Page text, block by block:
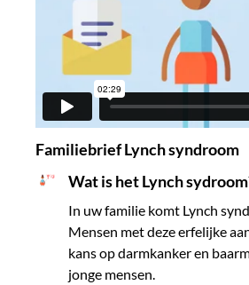
Familiebrief Lynch syndroom
Wat is het Lynch
In uw familie komt Lynch
Mensen met deze erfelijke
kans op darmkanker en
jonge mensen.